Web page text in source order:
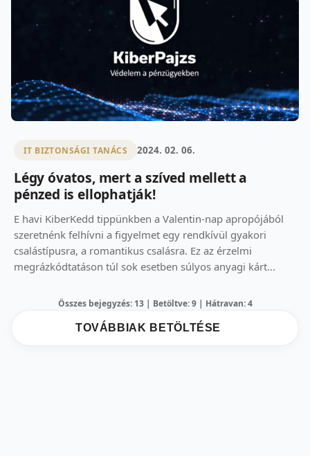
IT BIZTONSÁGI TANÁCS 2024. 02. 06.
Légy óvatos, mert a szíved mellett a
pénzed is ellophatják!
E havi KiberKedd tippünkben a Valentin-nap apropójából
szeretnénk felhívni a figyelmet egy rendkívül gyakori
csalástípusra, a romantikus csalásra. Ez az érzelmi
megrázkódtatáson túl sok esetben súlyos anyagi kárt...
Összes bejegyzés: 13 | Betöltve: 9 | Hátravan: 4
TOVÁBBIAK BETÖLTÉSE